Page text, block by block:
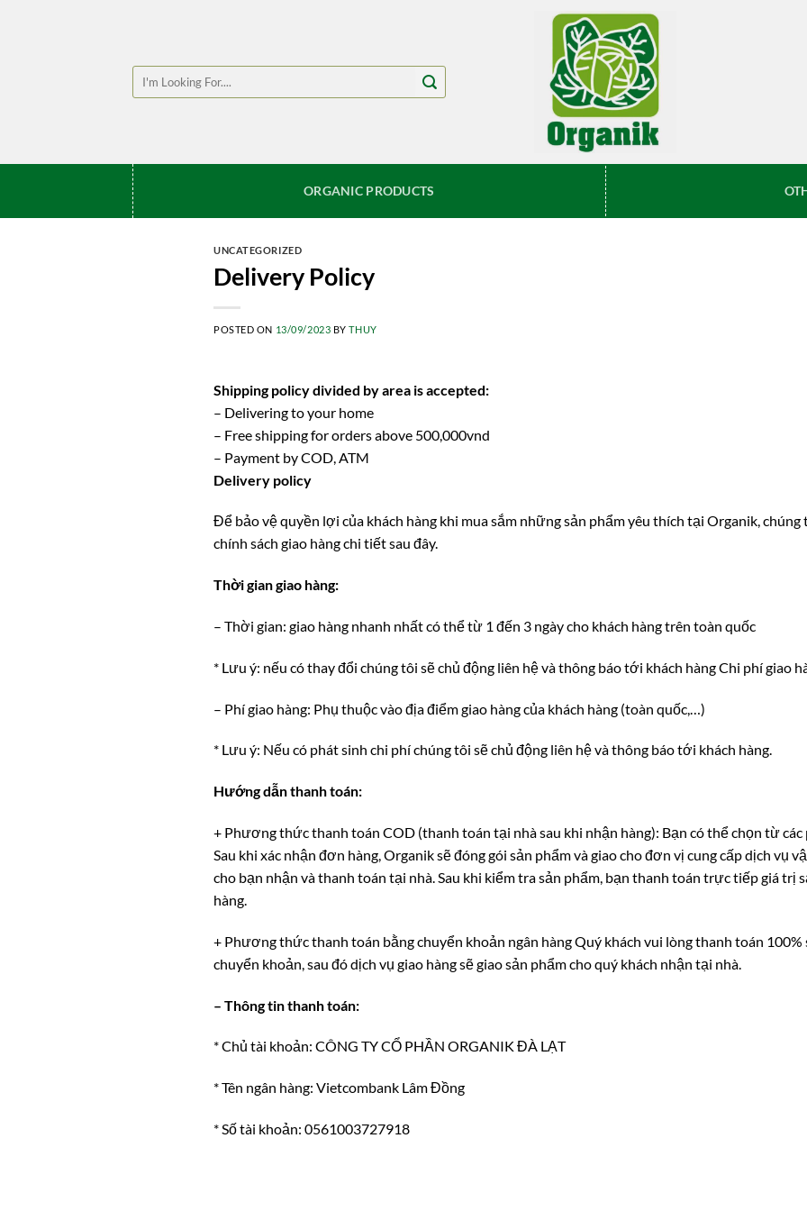
Search
ORGANIC PRODUCTS
UNCATEGORIZED
Delivery Policy
POSTED ON 13/09/2023 BYTHUY
Shipping policy divided by area is accepted:
– Delivering to your home
– Free shipping for orders above 500,000vnd
– Payment by COD, ATM
Delivery policy
Để bảo vệ quyền lợi của khách hàng khi mua sắm những sản phẩm yêu thích tại Organik,
chính sách giao hàng chi tiết sau đây.
Thời gian giao hàng:
– Thời gian: giao hàng nhanh nhất có thể từ 1 đến 3 ngày cho khách hàng trên toàn quốc
* Lưu ý: nếu có thay đổi chúng tôi sẽ chủ động liên hệ và thông báo tới khách hàng Chi phí giao
– Phí giao hàng: Phụ thuộc vào địa điểm giao hàng của khách hàng (toàn quốc,…)
* Lưu ý: Nếu có phát sinh chi phí chúng tôi sẽ chủ động liên hệ và thông báo tới khách hàng.
Hướng dẫn thanh toán:
+ Phương thức thanh toán COD (thanh toán tại nhà sau khi nhận hàng): Bạn có thể chọn từ
Sau khi xác nhận đơn hàng, Organik sẽ đóng gói sản phẩm và giao cho đơn vị cung cấp dịch vụ
cho bạn nhận và thanh toán tại nhà. Sau khi kiểm tra sản phẩm, bạn thanh toán trực tiếp giá trị
hàng.
+ Phương thức thanh toán bằng chuyển khoản ngân hàng Quý khách vui lòng thanh toán 100%
chuyển khoản, sau đó dịch vụ giao hàng sẽ giao sản phẩm cho quý khách nhận tại nhà.
– Thông tin thanh toán:
* Chủ tài khoản: CÔNG TY CỔ PHẦN ORGANIK ĐÀ LẠT
* Tên ngân hàng: Vietcombank Lâm Đồng
* Số tài khoản: 0561003727918